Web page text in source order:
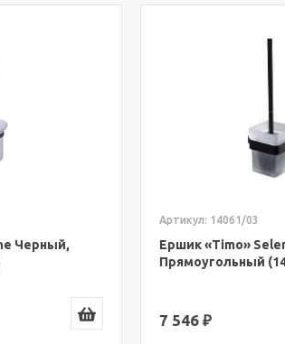
Ершик «Timo» Selene Черный,
Прямоугольный (14061/03)